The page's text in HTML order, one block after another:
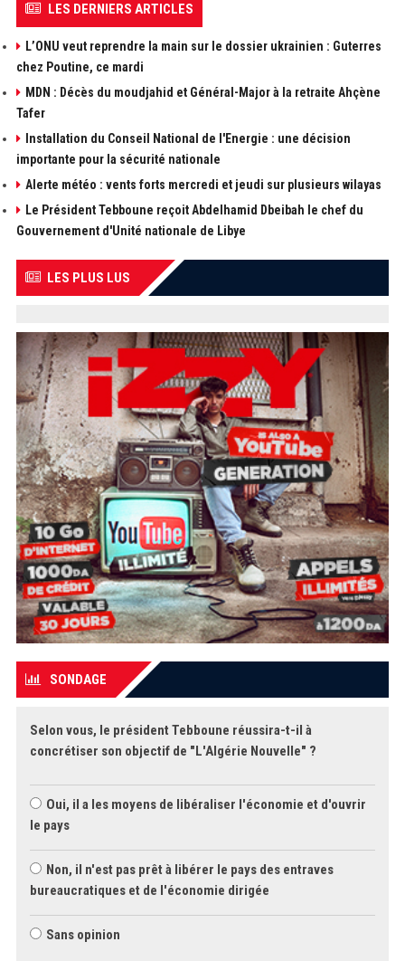
LES DERNIERS ARTICLES
L’ONU veut reprendre la main sur le dossier ukrainien : Guterres
chez Poutine, ce mardi
MDN : Décès du moudjahid et Général-Major à la retraite Ahçène
Tafer
Installation du Conseil National de l'Energie : une décision
importante pour la sécurité nationale
Alerte météo : vents forts mercredi et jeudi sur plusieurs wilayas
Le Président Tebboune reçoit Abdelhamid Dbeibah le chef du
Gouvernement d'Unité nationale de Libye
LES PLUS LUS
SONDAGE
Selon vous, le président Tebboune réussira-t-il à
concrétiser son objectif de "L'Algérie Nouvelle" ?
Oui, il a les moyens de libéraliser l'économie et d'ouvrir
le pays
Non, il n'est pas prêt à libérer le pays des entraves
bureaucratiques et de l'économie dirigée
Sans opinion